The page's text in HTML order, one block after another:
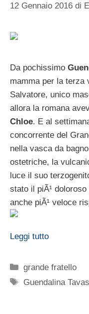
12 Gennaio 2016 di
Da pochissimo
mamma per la terza
Salvatore, unico
allora la romana
Chloe. E al
concorrente del
nella vasca da
ostetriche, la
luce il suo
stato il piÃ¹
anche piÃ¹ veloce
Leggi tutto
Categorie
grande fratello
Tag
Guendalina